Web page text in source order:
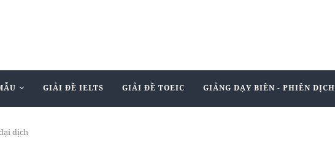
GIẢI ĐỀ IELTS GIẢI ĐỀ TOEIC GIẢNG DẠY BIÊN - PHIÊN DỊCH
dịch